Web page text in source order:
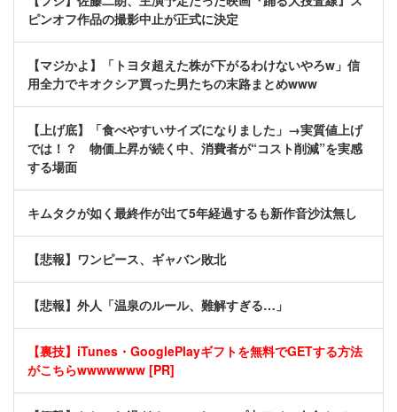
ピンオフ作品の撮影中止が正式に決定
【マジかよ】「トヨタ超えた株が下がるわけないやろw」信
用全力でキオクシア買った男たちの末路まとめwww
【上げ底】「食べやすいサイズになりました」→実質値上げ
では！？ 物価上昇が続く中、消費者が“コスト削減”を実感
する場面
キムタクが如く最終作が出て5年経過するも新作音沙汰無し
【悲報】ワンピース、ギャバン敗北
【悲報】外人「温泉のルール、難解すぎる…」
【裏技】iTunes・GooglePlayギフトを無料でGETする方法
がこちらwwwwwww [PR]